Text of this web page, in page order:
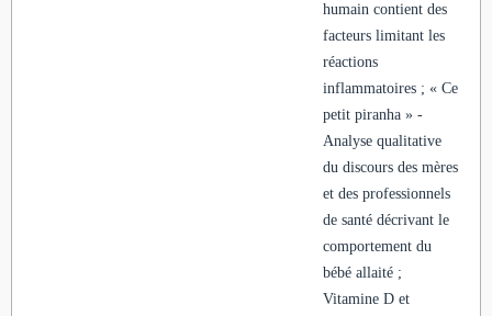
humain contient des
facteurs limitant les
réactions
inflammatoires ; « Ce
petit piranha » -
Analyse qualitative
du discours des mères
et des professionnels
de santé décrivant le
comportement du
bébé allaité ;
Vitamine D et